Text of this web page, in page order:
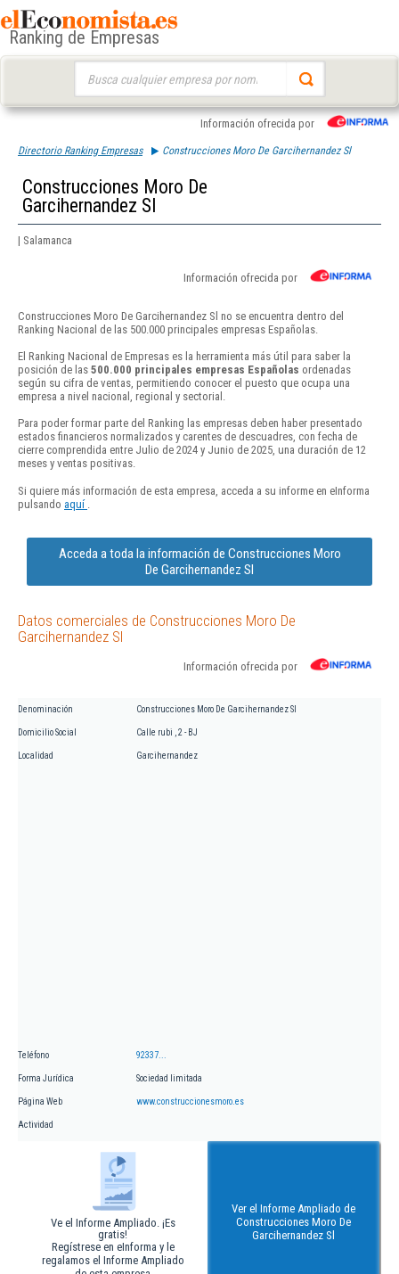
Ranking de Empresas
Información ofrecida por
Directorio Ranking Empresas Construcciones Moro De Garcihernandez Sl
Construcciones Moro De
Garcihernandez Sl
| Salamanca
Información ofrecida por
Construcciones Moro De Garcihernandez Sl no se encuentra dentro del
Ranking Nacional de las 500.000 principales empresas Españolas.
El Ranking Nacional de Empresas es la herramienta más útil para saber la
posición de las 500.000 principales empresas Españolas ordenadas
según su cifra de ventas, permitiendo conocer el puesto que ocupa una
empresa a nivel nacional, regional y sectorial.
Para poder formar parte del Ranking las empresas deben haber presentado
estados financieros normalizados y carentes de descuadres, con fecha de
cierre comprendida entre Julio de 2024 y Junio de 2025, una duración de 12
meses y ventas positivas.
Si quiere más información de esta empresa, acceda a su informe en eInforma
pulsando aquí
Acceda a toda la información de Construcciones Moro
De Garcihernandez Sl
Datos comerciales de Construcciones Moro De
Garcihernandez Sl
Información ofrecida por
Denominación Construcciones Moro De Garcihernandez Sl
Domicilio Social Calle rubi , 2 - BJ
Localidad Garcihernandez
Teléfono 92337...
Forma Jurídica Sociedad limitada
Página Web www.construccionesmoro.es
Actividad
Ve el Informe Ampliado. ¡Es
gratis!
Regístrese en eInforma y le
regalamos el Informe Ampliado
Ver el Informe Ampliado de
Construcciones Moro De
Garcihernandez Sl